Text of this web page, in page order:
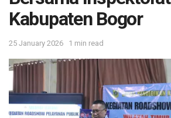
Kabupaten Bogor
25 January 2026 1 min read